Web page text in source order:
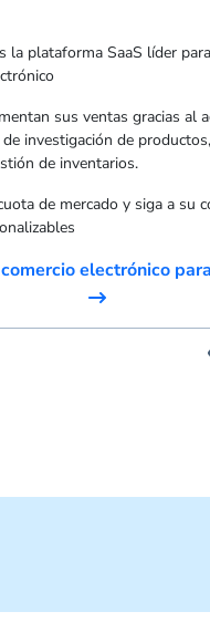
la plataforma SaaS líder
sus ventas gracias al
investigación de
de inventarios.
de mercado y siga a su
electrónico